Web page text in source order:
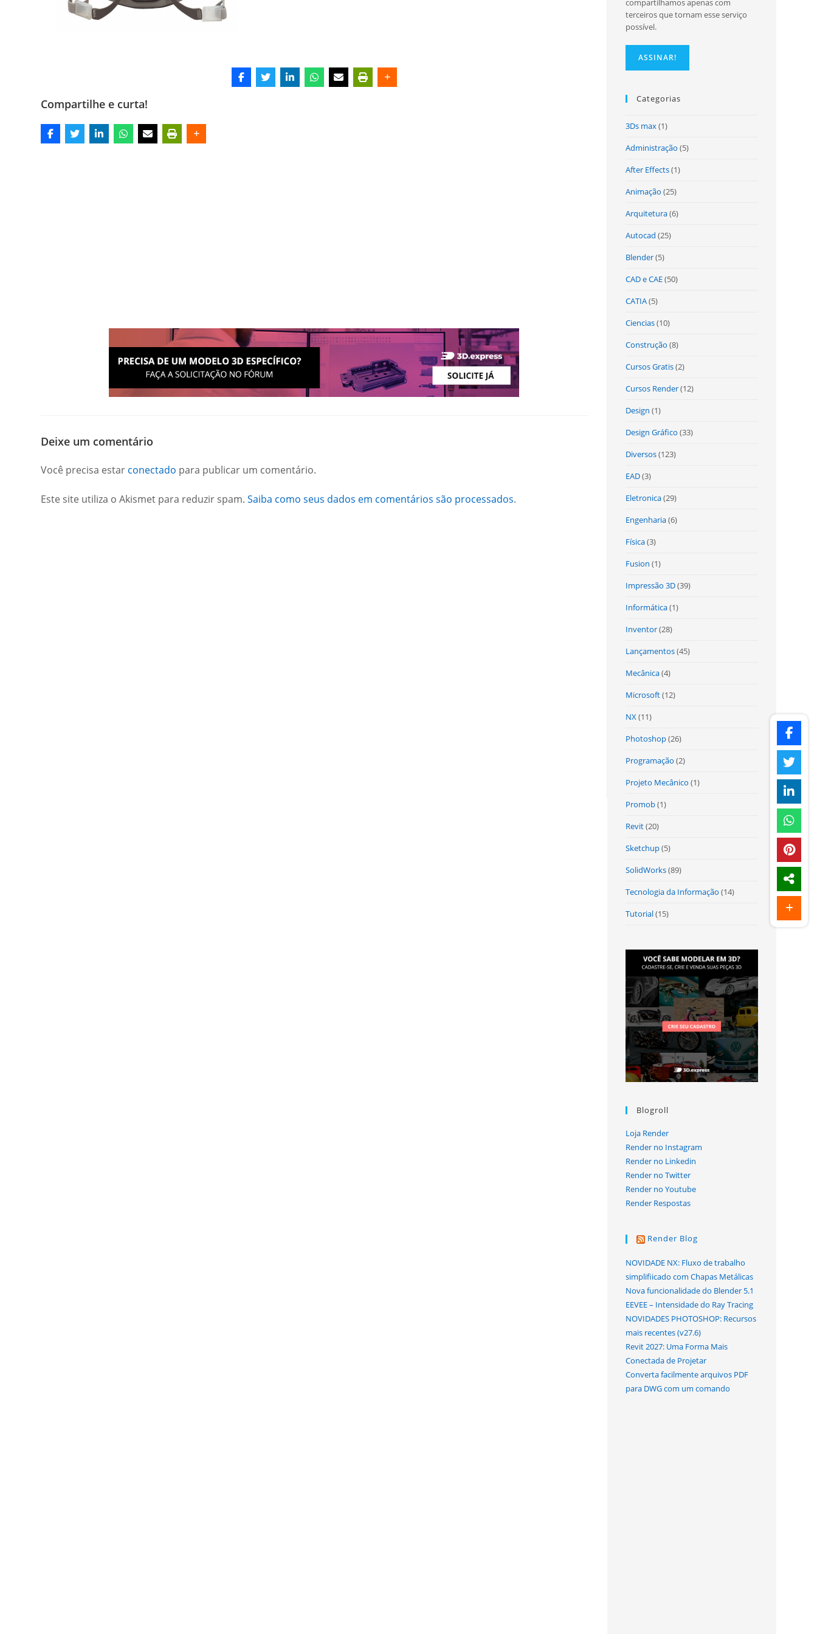
Compartilhe e curta!
Deixe um comentário
Você precisa estar conectado para publicar um comentário.
Este site utiliza o Akismet para reduzir spam.Saiba como seus dados em comentários são processados.
compartilhamos apenas com
terceiros que tornam esse serviço
possível.
Categorias
3Ds max(1)
Administração (5)
After Effects(1)
Animação (25)
Arquitetura(6)
Autocad (25)
Blender(5)
CAD e CAE(50)
CATIA(5)
Ciencias(10)
Construção (8)
Cursos Gratis(2)
Cursos Render(12)
Design (1)
Design Gráfico (33)
Diversos(123)
EAD(3)
Eletronica(29)
Engenharia(6)
Física(3)
Fusion (1)
Impressão 3D(39)
Informática(1)
Inventor(28)
Lançamentos(45)
Mecânica(4)
Microsoft(12)
NX(11)
Photoshop(26)
Programação (2)
Projeto Mecânico (1)
Promob(1)
Revit(20)
Sketchup(5)
SolidWorks(89)
Tecnologia da Informação (14)
Tutorial(15)
Blogroll
Loja Render
Render no Instagram
Render no Linkedin
Render no Twitter
Render no Youtube
Render Respostas
Render Blog
NOVIDADE NX: Fluxo de trabalho
simplifiicado com Chapas Metálicas
Nova funcionalidade do Blender 5.1
EEVEE – Intensidade do Ray Tracing
NOVIDADES PHOTOSHOP: Recursos
mais recentes (v27.6)
Revit 2027: Uma Forma Mais
Conectada de Projetar
Converta facilmente arquivos PDF
para DWG com um comando